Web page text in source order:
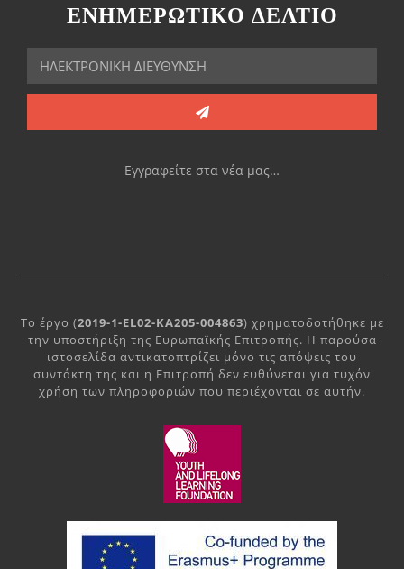
ΕΝΗΜΕΡΩΤΙΚΟ ΔΕΛΤΙΟ
Εγγραφείτε στα νέα μας…
Το έργο (2019-1-EL02-KA205-004863) χρηματοδοτήθηκε με
την υποστήριξη της Ευρωπαϊκής Επιτροπής. Η παρούσα
ιστοσελίδα αντικατοπτρίζει μόνο τις απόψεις του
συντάκτη της και η Επιτροπή δεν ευθύνεται για τυχόν
χρήση των πληροφοριών που περιέχονται σε αυτήν.